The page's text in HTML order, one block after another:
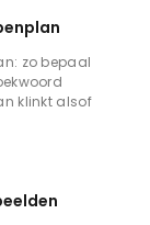
zo bepaal
klinkt alsof